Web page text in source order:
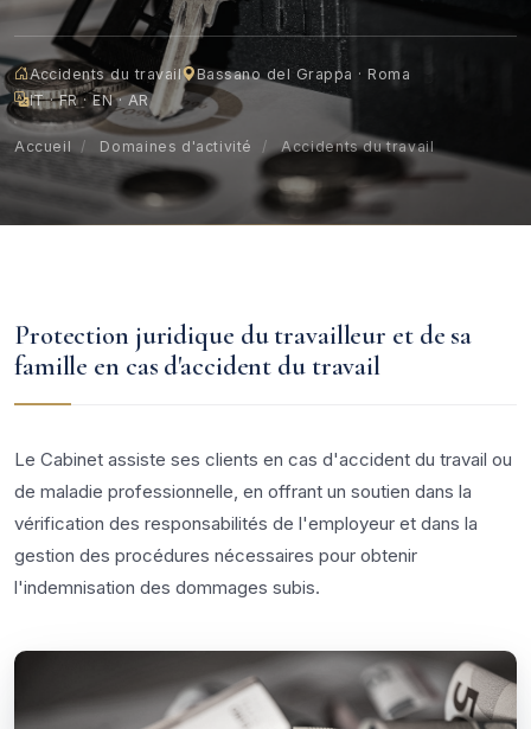
Accidents du travail
Bassano del Grappa · Roma
IT · FR · EN · AR
Accueil / Domaines d'activité / Accidents du travail
Protection juridique du travailleur et de sa
famille en cas d'accident du travail
Le Cabinet assiste ses clients en cas d'accident du travail ou
de maladie professionnelle, en offrant un soutien dans la
vérification des responsabilités de l'employeur et dans la
gestion des procédures nécessaires pour obtenir
l'indemnisation des dommages subis.